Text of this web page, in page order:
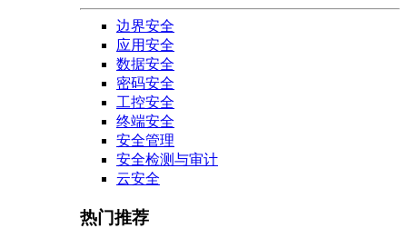
边界安全
应用安全
数据安全
密码安全
工控安全
终端安全
安全管理
安全检测与审计
云安全
热门推荐